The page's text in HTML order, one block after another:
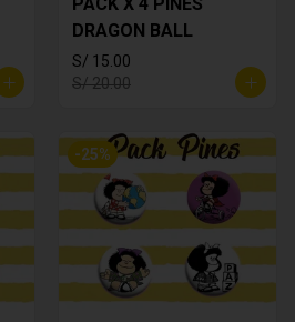
DRAGON BALL
S/ 15.00
S/ 20.00
-25%